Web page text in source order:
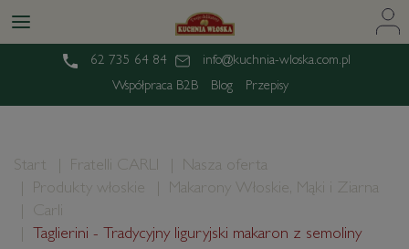
62 735 64 84
info@kuchnia-wloska.com.pl
Współpraca B2B
Blog Przepisy
Start Fratelli CARLI
Nasza oferta
Produkty włoskie
Makarony Włoskie, Mąki i Ziarna
Carli
Taglierini - Tradycyjny liguryjski makaron z semoliny